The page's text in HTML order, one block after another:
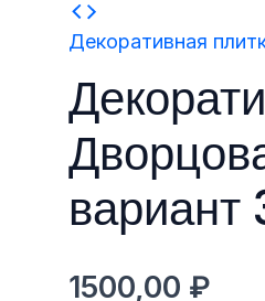
Декоративная
вариант
1500,00 ₽
Количество
товара
Декоративная
плитка
Дворцовая
площадь
вариант